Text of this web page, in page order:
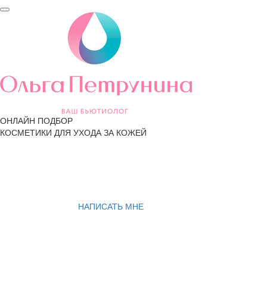
ОНЛАЙН ПОДБОР
КОСМЕТИКИ ДЛЯ УХОДА ЗА КОЖЕЙ
НАПИСАТЬ МНЕ